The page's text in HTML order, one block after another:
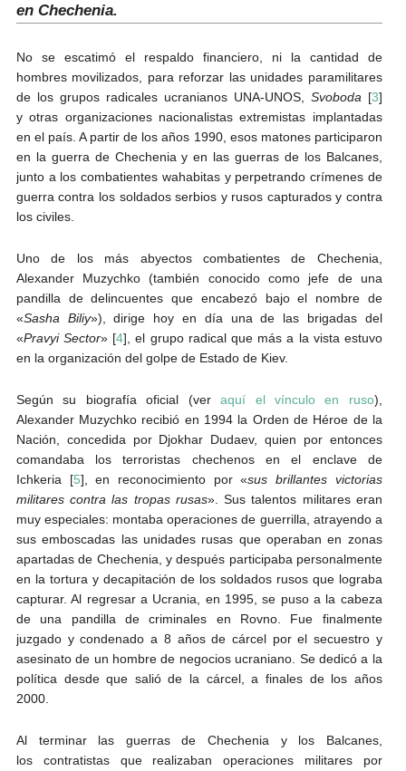
en Chechenia.
No se escatimó el respaldo financiero, ni la cantidad de
hombres movilizados, para reforzar las unidades paramilitares
de los grupos radicales ucranianos UNA-UNOS, Svoboda [3]
y otras organizaciones nacionalistas extremistas implantadas
en el país. A partir de los años 1990, esos matones participaron
en la guerra de Chechenia y en las guerras de los Balcanes,
junto a los combatientes wahabitas y perpetrando crímenes de
guerra contra los soldados serbios y rusos capturados y contra
los civiles.
Uno de los más abyectos combatientes de Chechenia,
Alexander Muzychko (también conocido como jefe de una
pandilla de delincuentes que encabezó bajo el nombre de
«Sasha Biliy»), dirige hoy en día una de las brigadas del
«Pravyi Sector» [4], el grupo radical que más a la vista estuvo
en la organización del golpe de Estado de Kiev.
Según su biografía oficial (veraquí el vínculo en ruso),
Alexander Muzychko recibió en 1994 la Orden de Héroe de la
Nación, concedida por Djokhar Dudaev, quien por entonces
comandaba los terroristas chechenos en el enclave de
Ichkeria [5], en reconocimiento por «sus brillantes victorias
militares contra las tropas rusas». Sus talentos militares eran
muy especiales: montaba operaciones de guerrilla, atrayendo a
sus emboscadas las unidades rusas que operaban en zonas
apartadas de Chechenia, y después participaba personalmente
en la tortura y decapitación de los soldados rusos que lograba
capturar. Al regresar a Ucrania, en 1995, se puso a la cabeza
de una pandilla de criminales en Rovno. Fue finalmente
juzgado y condenado a 8 años de cárcel por el secuestro y
asesinato de un hombre de negocios ucraniano. Se dedicó a la
política desde que salió de la cárcel, a finales de los años
2000.
Al terminar las guerras de Chechenia y los Balcanes,
los contratistas que realizaban operaciones militares por